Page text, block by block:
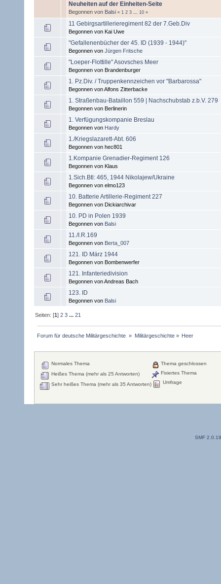
Neuheiten auf der Einheiten-Seite
Begonnen von Balsi « 1 2 3 ... 10 »
11 Gebirgsartillerieregiment 82 der 7.Geb.Div
Begonnen von Kai Uwe
"Gefallenenbücher der 45. ID (1939 - 1944)"
Begonnen von Jürgen Fritsche
"Loeper-Flottille" Asovsches Meer
Begonnen von Brandenburger
1. Pz.Div. / Truppenkennzeichen vor "Barbarossa"
Begonnen von Alfons Zitterbacke
1. Straßenbau-Bataillon 559 | Nachschubstab z.b.V. 279
Begonnen von Berlinerin
1. Verfügungskompanie Breslau
Begonnen von Hardy
1./Kriegslazarett-Abt. 606
Begonnen von hec801
1.Kompanie Grenadier-Regiment 126
Begonnen von Klaus
1.Sich.Btl: 465, 1944 Nikolajew/Ukraine
Begonnen von elmo123
10. Batterie Artillerie-Regiment 227
Begonnen von Dickiarchivar
10. PD in Polen 1939
Begonnen von Balsi
11./I.R.169
Begonnen von Berta_007
121. ID März 1944
Begonnen von Bombenwerfer
121. Infanteriedivision
Begonnen von Andreas Bach
123. ID
Begonnen von Balsi
Seiten: [1]2 3 ...21
Forum für deutsche Militärgeschichte » Militärgeschichte» Heer
Normales Thema
Heißes Thema (mehr als 25 Antworten)
Sehr heißes Thema (mehr als 35 Antworten)
Thema geschlossen
Fixiertes Thema
Umfrage
SMF 2.0.19